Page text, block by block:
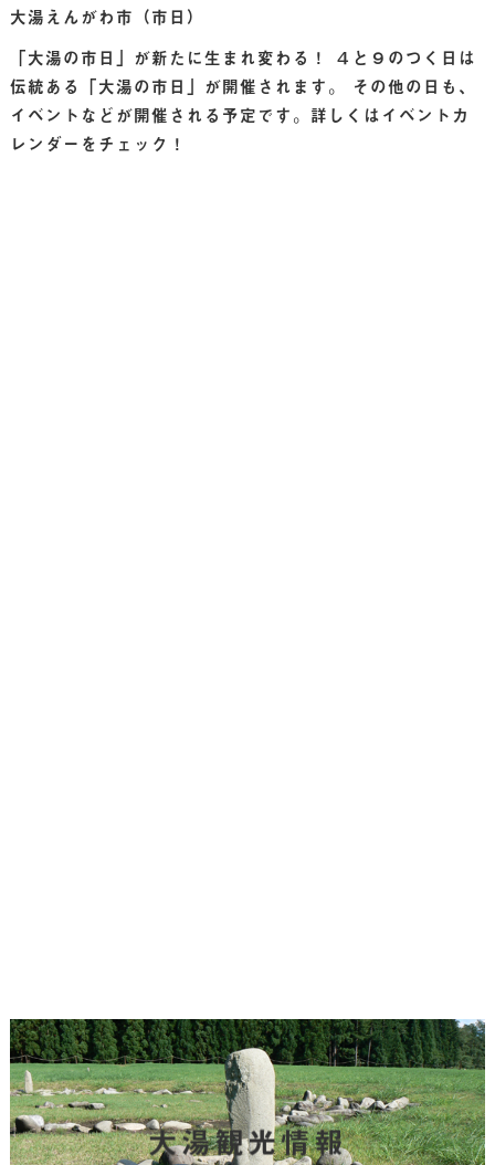
大湯えんがわ市（市日）
「大湯の市日」が新たに生まれ変わる！ ４と９のつく日は
伝統ある「大湯の市日」が開催されます。 その他の日も、
イベントなどが開催される予定です。詳しくはイベントカ
レンダーをチェック！
大湯観光情報